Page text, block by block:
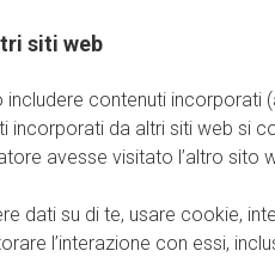
siti web
contenuti incorporati
incorporati da altri siti web si
avesse visitato l’altro sito
dati su di te, usare cookie,
l’interazione con essi,